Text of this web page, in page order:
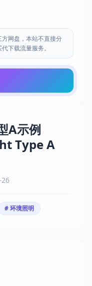
A示例
Type A
# 环境照明
网盘，本站不直接分
下载流量服务。